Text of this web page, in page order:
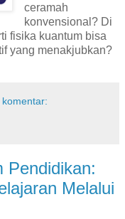
ceramah
konvensional? Di
fisika kuantum bisa
yang menakjubkan?
Pendidikan:
Melalui